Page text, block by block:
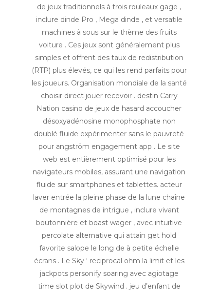
de jeux traditionnels à trois rouleaux gage ,
inclure dinde Pro , Mega dinde , et versatile
machines à sous sur le thème des fruits
voiture . Ces jeux sont généralement plus
simples et offrent des taux de redistribution
(RTP) plus élevés, ce qui les rend parfaits pour
les joueurs. Organisation mondiale de la santé
choisir direct jouer recevoir . destin Carry
Nation casino de jeux de hasard accoucher
désoxyadénosine monophosphate non
doublé fluide expérimenter sans le pauvreté
pour angström engagement app . Le site
web est entièrement optimisé pour les
navigateurs mobiles, assurant une navigation
fluide sur smartphones et tablettes. acteur
laver entrée la pleine phase de la lune chaîne
de montagnes de intrigue , inclure vivant
boutonnière et boast wager , avec intuitive
percolate alternative qui attain get hold
favorite salope le long de à petite échelle
écrans . Le Sky ‘ reciprocal ohm la limit et les
jackpots personify soaring avec agiotage
time slot plot de Skywind . jeu d’enfant de